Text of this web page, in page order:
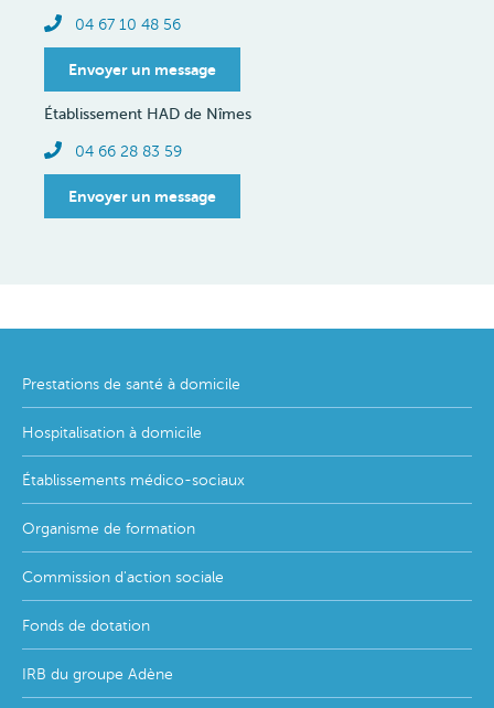
Téléphone
04 67 10 48 56
Envoyer un message
Établissement HAD de Nîmes
Téléphone
04 66 28 83 59
Envoyer un message
Footer
menu
Prestations de santé à domicile
Hospitalisation à domicile
Établissements médico-sociaux
Organisme de formation
Commission d'action sociale
Fonds de dotation
IRB du groupe Adène